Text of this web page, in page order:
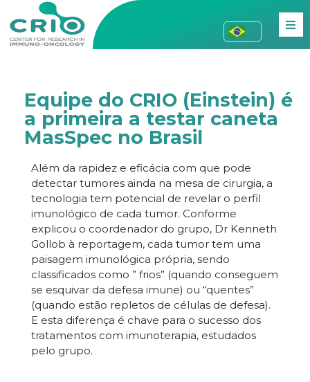
Equipe do CRIO (Einstein) é
a primeira a testar caneta
MasSpec no Brasil
Além da rapidez e eficácia com que pode
detectar tumores ainda na mesa de cirurgia, a
tecnologia tem potencial de revelar o perfil
imunológico de cada tumor. Conforme
explicou o coordenador do grupo, Dr Kenneth
Gollob à reportagem, cada tumor tem uma
paisagem imunológica própria, sendo
classificados como ” frios” (quando conseguem
se esquivar da defesa imune) ou “quentes”
(quando estão repletos de células de defesa).
E esta diferença é chave para o sucesso dos
tratamentos com imunoterapia, estudados
pelo grupo.